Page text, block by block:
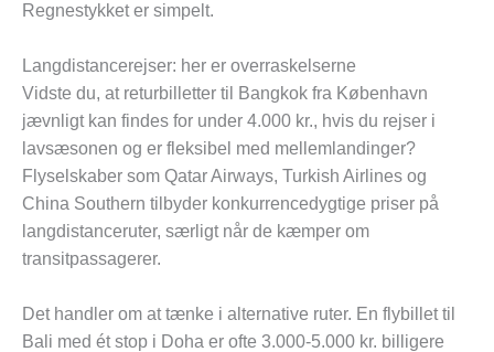
Regnestykket er simpelt.
Langdistancerejser: her er overraskelserne
Vidste du, at returbilletter til Bangkok fra København
jævnligt kan findes for under 4.000 kr., hvis du rejser i
lavsæsonen og er fleksibel med mellemlandinger?
Flyselskaber som Qatar Airways, Turkish Airlines og
China Southern tilbyder konkurrencedygtige priser på
langdistanceruter, særligt når de kæmper om
transitpassagerer.
Det handler om at tænke i alternative ruter. En flybillet til
Bali med ét stop i Doha er ofte 3.000-5.000 kr. billigere